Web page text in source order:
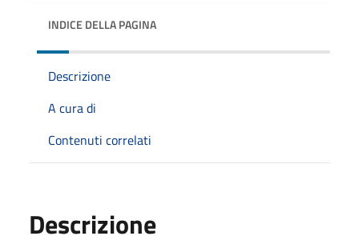
INDICE DELLA PAGINA
Descrizione
A cura di
Contenuti correlati
Descrizione